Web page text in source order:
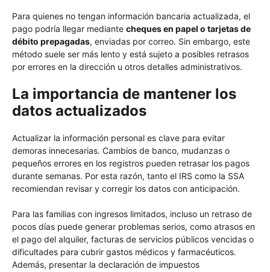
Para quienes no tengan información bancaria actualizada, el
pago podría llegar mediante cheques en papel o tarjetas de
débito prepagadas, enviadas por correo. Sin embargo, este
método suele ser más lento y está sujeto a posibles retrasos
por errores en la dirección u otros detalles administrativos.
La importancia de mantener los
datos actualizados
Actualizar la información personal es clave para evitar
demoras innecesarias. Cambios de banco, mudanzas o
pequeños errores en los registros pueden retrasar los pagos
durante semanas. Por esta razón, tanto el IRS como la SSA
recomiendan revisar y corregir los datos con anticipación.
Para las familias con ingresos limitados, incluso un retraso de
pocos días puede generar problemas serios, como atrasos en
el pago del alquiler, facturas de servicios públicos vencidas o
dificultades para cubrir gastos médicos y farmacéuticos.
Además, presentar la declaración de impuestos